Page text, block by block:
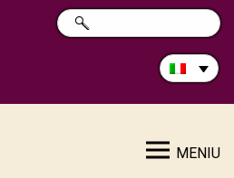
Cerca
nel
RICERCA
MENIU